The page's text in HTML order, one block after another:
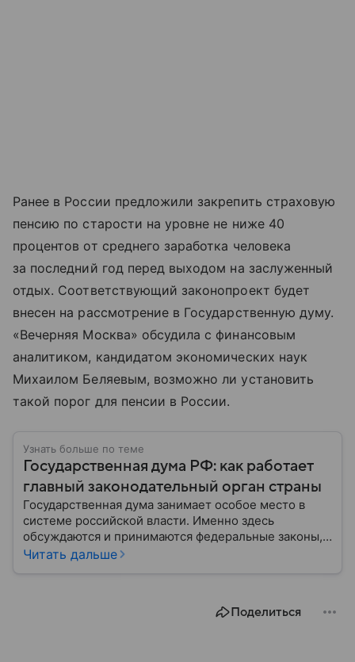
Ранее в России предложили закрепить страховую
пенсию по старости на уровне не ниже 40
процентов от среднего заработка человека
за последний год перед выходом на заслуженный
отдых. Соответствующий законопроект будет
внесен на рассмотрение в Государственную думу.
«Вечерняя Москва» обсудила с финансовым
аналитиком, кандидатом экономических наук
Михаилом Беляевым, возможно ли установить
такой порог для пенсии в России.
Узнать больше по теме
Государственная дума РФ: как работает
главный законодательный орган страны
Государственная дума занимает особое место в
системе российской власти. Именно здесь
обсуждаются и принимаются федеральные законы,
определяющие развитие государства, экономики и
Разбираемся, как устроена Госдума, какие
Читать дальше
Поделиться